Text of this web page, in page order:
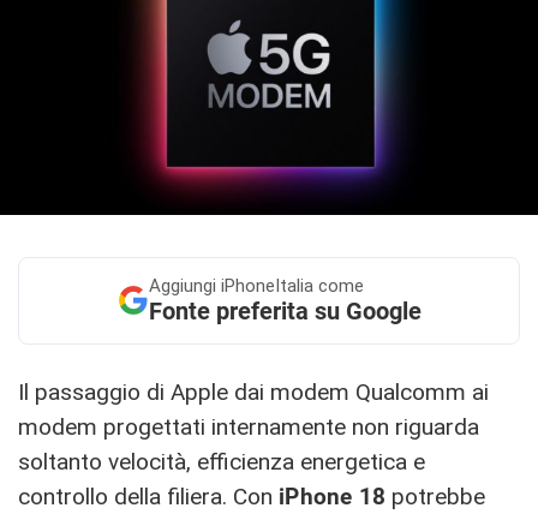
Aggiungi iPhoneItalia come
Fonte preferita su Google
Il passaggio di Apple dai modem Qualcomm ai
modem progettati internamente non riguarda
soltanto velocità, efficienza energetica e
controllo della filiera. Con iPhone 18 potrebbe